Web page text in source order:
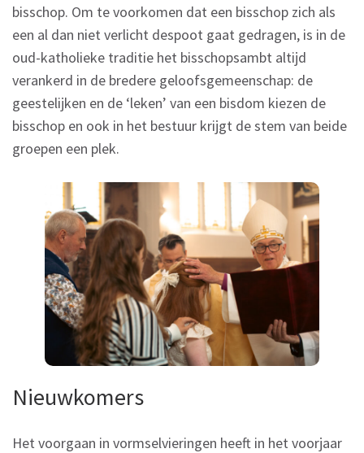
bisschop. Om te voorkomen dat een bisschop zich als
een al dan niet verlicht despoot gaat gedragen, is in de
oud-katholieke traditie het bisschopsambt altijd
verankerd in de bredere geloofsgemeenschap: de
geestelijken en de ‘leken’ van een bisdom kiezen de
bisschop en ook in het bestuur krijgt de stem van beide
groepen een plek.
Nieuwkomers
Het voorgaan in vormselvieringen heeft in het voorjaar